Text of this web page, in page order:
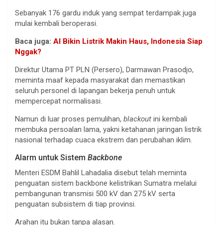
Sebanyak 176 gardu induk yang sempat terdampak juga
mulai kembali beroperasi.
Baca juga: AI Bikin Listrik Makin Haus, Indonesia Siap
Nggak?
Direktur Utama PT PLN (Persero), Darmawan Prasodjo,
meminta maaf kepada masyarakat dan memastikan
seluruh personel di lapangan bekerja penuh untuk
mempercepat normalisasi.
Namun di luar proses pemulihan, blackout ini kembali
membuka persoalan lama, yakni ketahanan jaringan listrik
nasional terhadap cuaca ekstrem dan perubahan iklim.
Alarm untuk Sistem Backbone
Menteri ESDM Bahlil Lahadalia disebut telah meminta
penguatan sistem backbone kelistrikan Sumatra melalui
pembangunan transmisi 500 kV dan 275 kV serta
penguatan subsistem di tiap provinsi.
Arahan itu bukan tanpa alasan.